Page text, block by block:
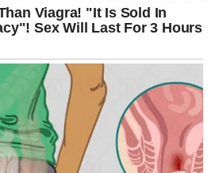
u susret
trenuci.